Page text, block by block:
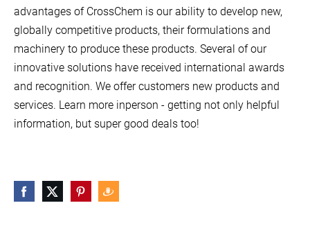
advantages of CrossChem is our ability to develop new,
globally competitive products, their formulations and
machinery to produce these products. Several of our
innovative solutions have received international awards
and recognition. We offer customers new products and
services. Learn more inperson - getting not only helpful
information, but super good deals too!